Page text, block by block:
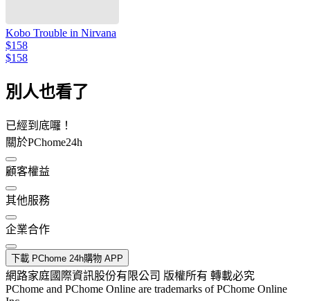
Kobo Trouble in Nirvana
$158
$158
別人也看了
已經到底囉！
關於PChome24h
顧客權益
其他服務
企業合作
下載 PChome 24h購物 APP
網路家庭國際資訊股份有限公司 版權所有 轉載必究
PChome and PChome Online are trademarks of PChome Online